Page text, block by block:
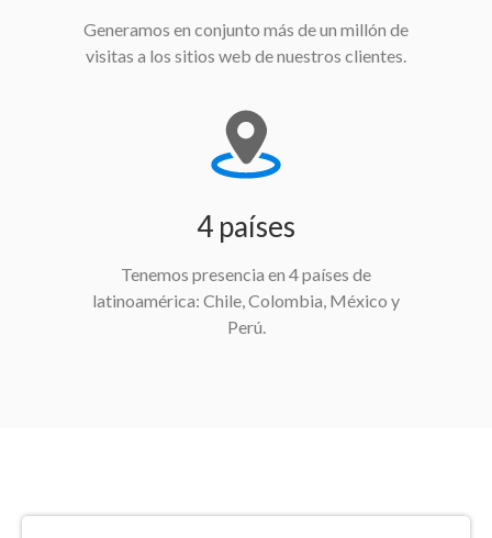
Generamos en conjunto más de un millón de
visitas a los sitios web de nuestros clientes.
4 países
Tenemos presencia en 4 países de
latinoamérica: Chile, Colombia, México y
Perú.